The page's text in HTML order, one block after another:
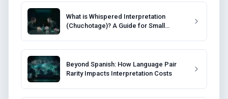
What is Whispered Interpretation
(Chuchotage)? A Guide for Small
Beyond Spanish: How Language Pair
Rarity Impacts Interpretation Costs